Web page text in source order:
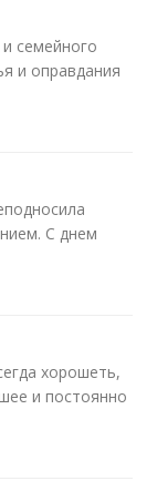
семейного
и оправдания
С днем
хорошеть,
и постоянно